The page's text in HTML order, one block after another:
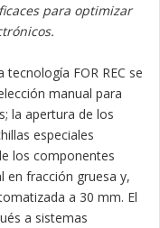
para optimizar
tecnología FOR REC se
manual para
la apertura de los
especiales
los componentes
en fracción gruesa y,
a 30 mm. El
a sistemas